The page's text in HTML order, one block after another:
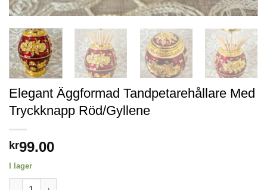
Elegant Äggformad Tandpetarehållare Med
Tryckknapp Röd/Gyllene
kr99.00
I lager
Elegant Äggformad Tandpetarehållare Med Tryckknapp Röd/